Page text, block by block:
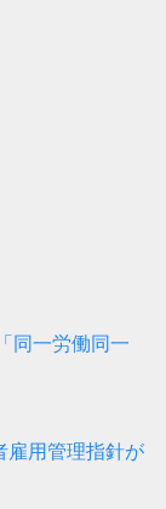
同一労働同一
用管理指針が